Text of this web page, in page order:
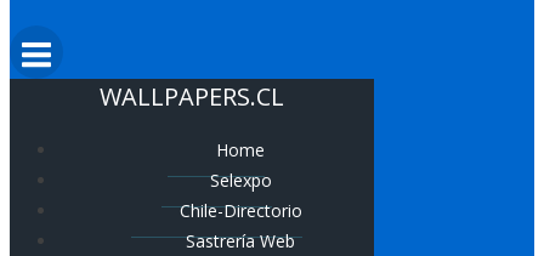
WALLPAPERS.CL
Home
Selexpo
Chile-Directorio
Sastrería Web